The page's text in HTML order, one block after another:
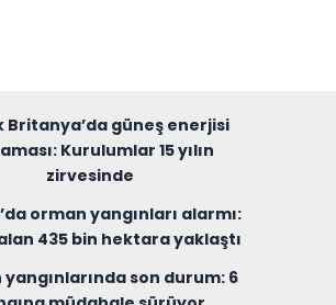
Britanya’da güneş enerjisi
Kurulumlar 15 yılın
zirvesinde
orman yangınları alarmı:
435 bin hektara yaklaştı
yangınlarında son durum: 6